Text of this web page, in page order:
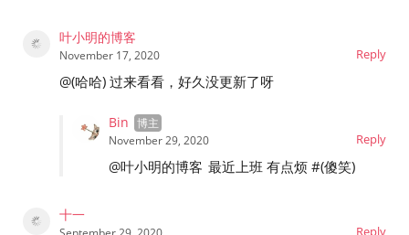
叶小明的博客
Reply
November 17, 2020
@(哈哈) 过来看看，好久没更新了呀
Bin
Reply
November 29, 2020
@叶小明的博客 最近上班 有点烦 #(傻笑)
十一
Reply